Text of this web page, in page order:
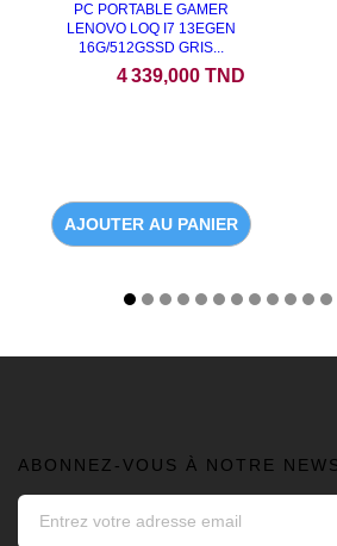
PC PORTABLE GAMER
LENOVO LOQ I7 13EGEN
16G/512GSSD GRIS...
4 339,000 TND
AJOUTER AU PANIER
ABONNEZ-VOUS À NOTRE